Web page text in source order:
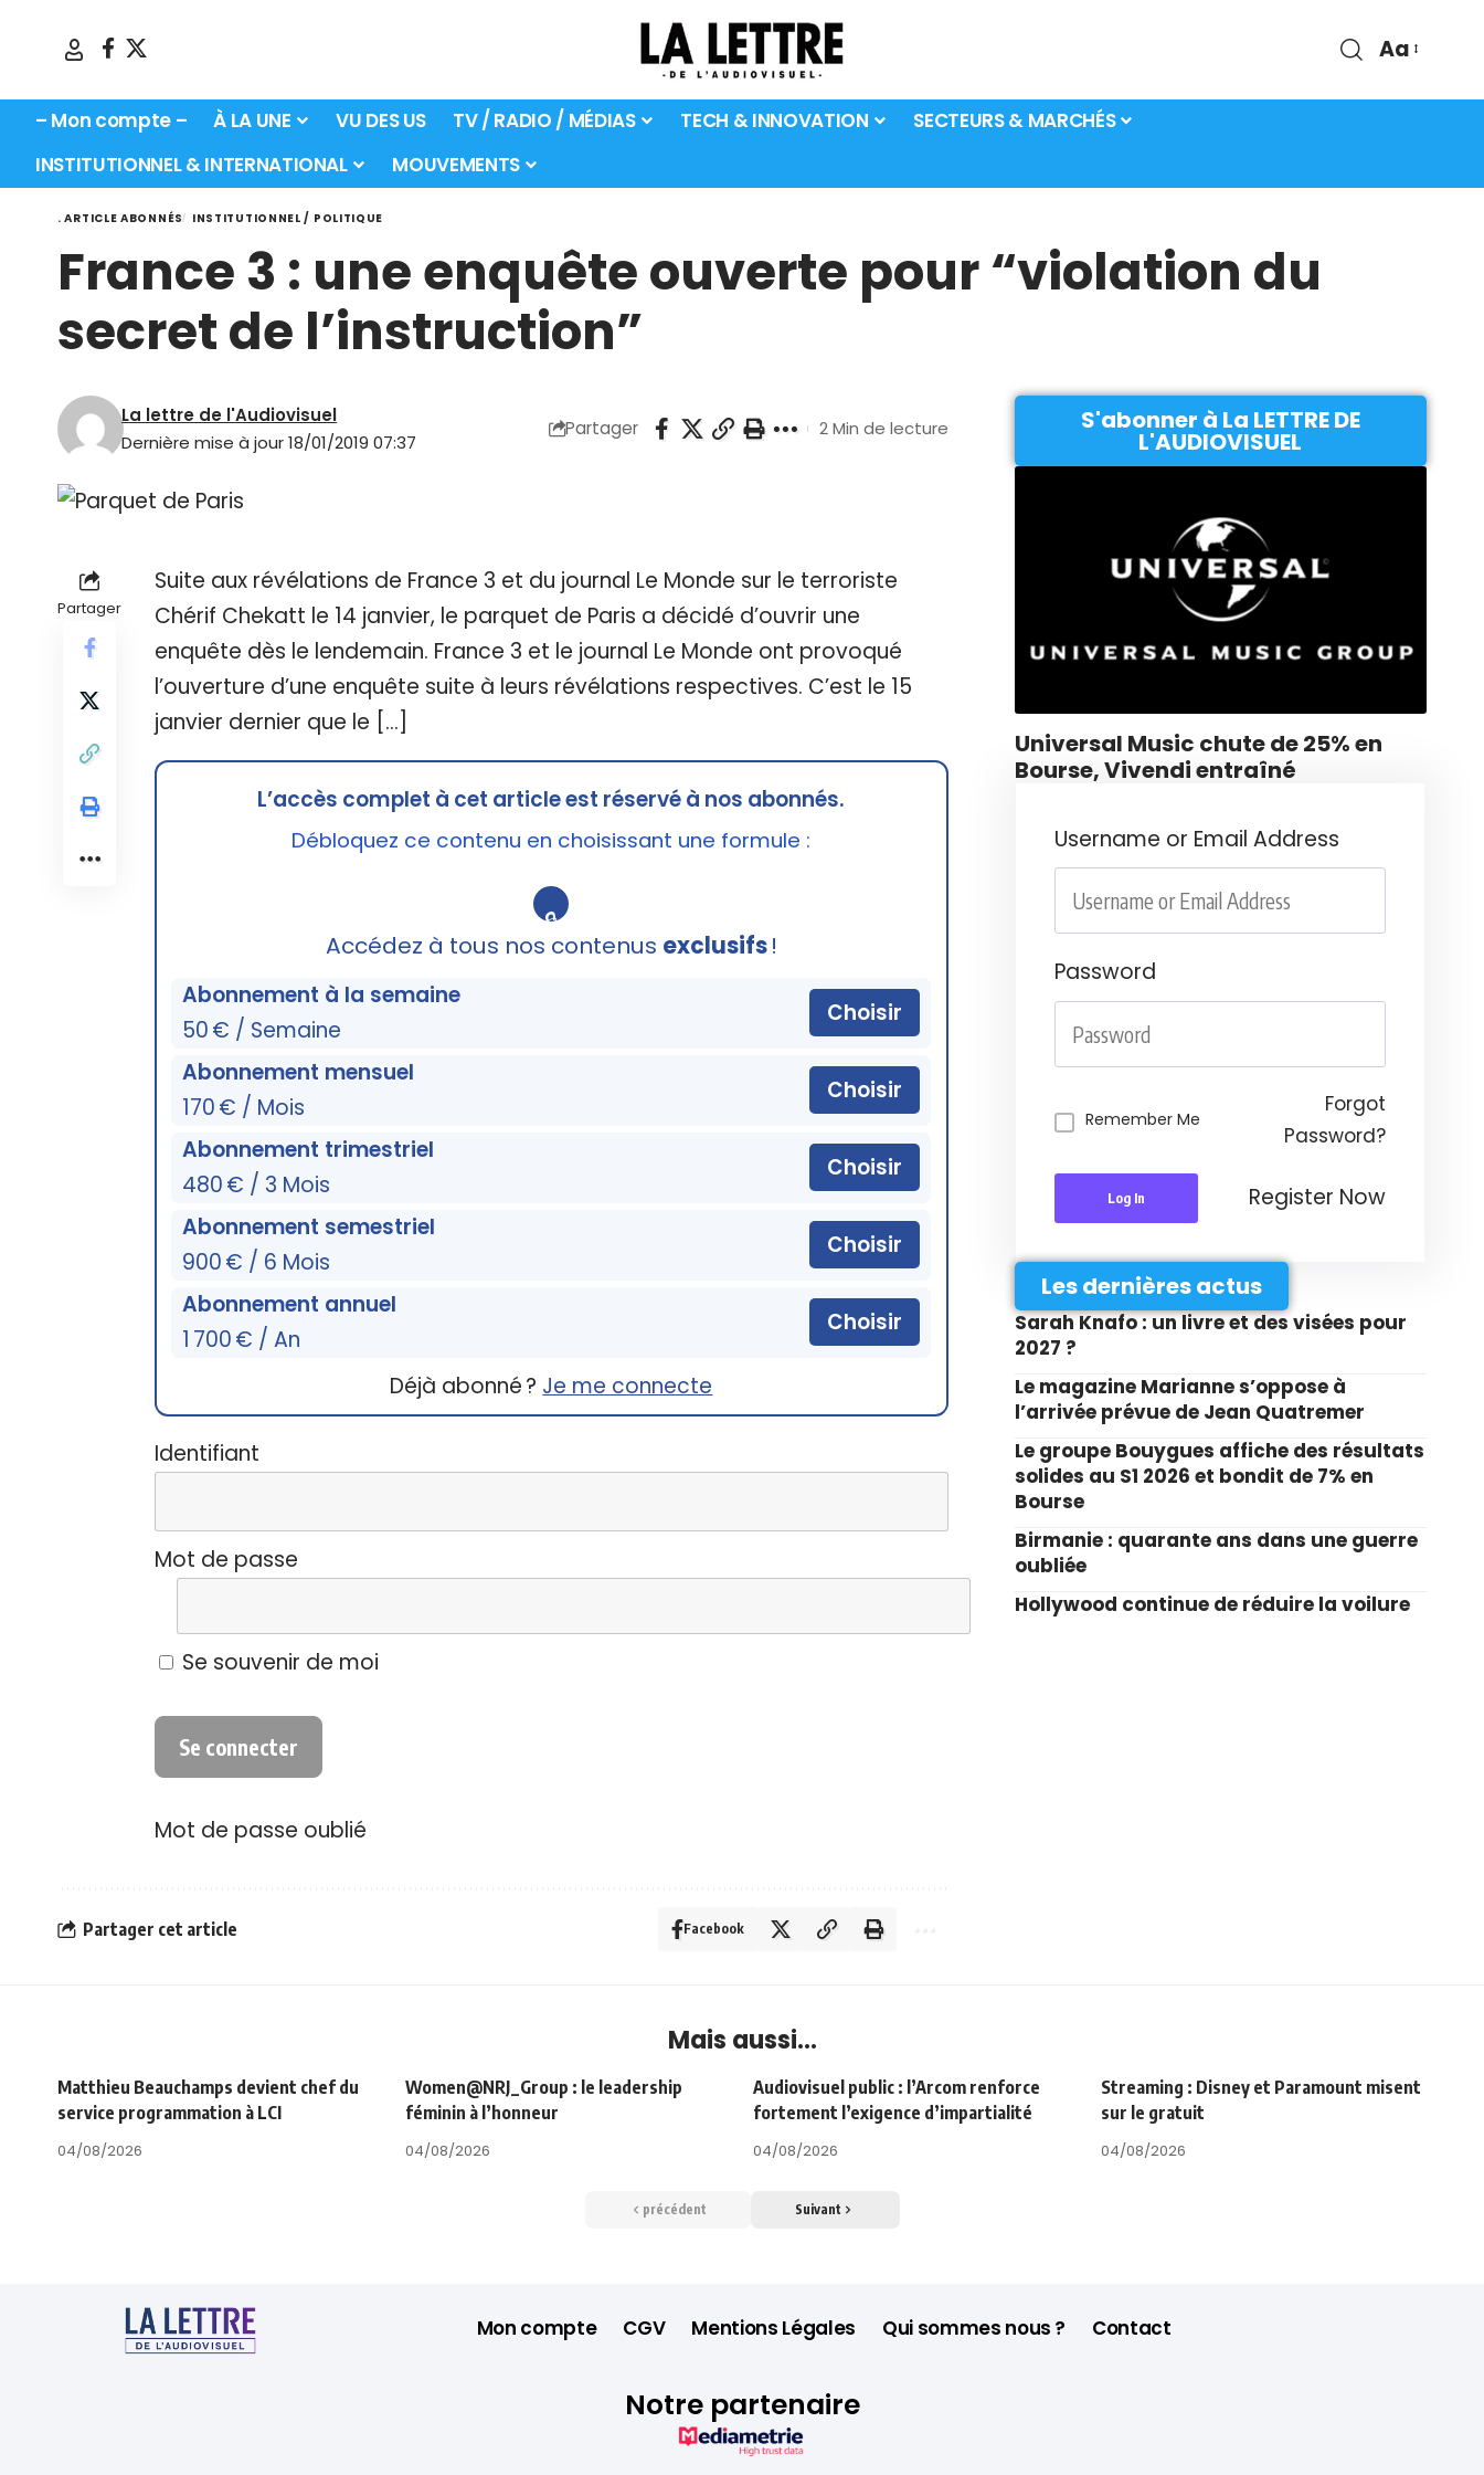
Aa
– Mon compte – À LA UNE VU DES US TV / RADIO / MÉDIAS TECH & INNOVATION
SECTEURS & MARCHÉS
INSTITUTIONNEL & INTERNATIONAL
MOUVEMENTS
. ARTICLE ABONNÉS INSTITUTIONNEL / POLITIQUE
France 3 : une enquête ouverte pour “violation du
secret de l’instruction”
Dernière mise à jour 18/01/2019 07:37
La lettre de l'Audiovisuel
Partager 2 Min de lecture
Partager
Suite aux révélations de France 3 et du journal Le Monde sur le terroriste
Chérif Chekatt le 14 janvier, le parquet de Paris a décidé d’ouvrir une
enquête dès le lendemain. France 3 et le journal Le Monde ont provoqué
l’ouverture d’une enquête suite à leurs révélations respectives. C’est le 15
janvier dernier que le […]
L’accès complet à cet article est réservé à nos abonnés.
Débloquez ce contenu en choisissant une formule :
🔒
Accédez à tous nos contenus exclusifs!
Abonnement à la semaine
50 € / Semaine
Choisir
Abonnement mensuel
170 € / Mois
Choisir
Abonnement trimestriel
480 € / 3 Mois
Choisir
Abonnement semestriel
900 € / 6 Mois
Choisir
Abonnement annuel
1 700 € / An
Choisir
Déjà abonné ? Je me connecte
Identifiant
Mot de passe
Se souvenir de moi
Mot de passe oublié
Partager cet article Facebook
S'abonner à La LETTRE DE
L'AUDIOVISUEL
Universal Music chute de 25% en
Bourse, Vivendi entraîné
Username or Email Address
Password
Remember Me
Forgot
Password?
Log In Register Now
Les dernières actus
Sarah Knafo : un livre et des visées pour
2027 ?
Le magazine Marianne s’oppose à
l’arrivée prévue de Jean Quatremer
Le groupe Bouygues affiche des résultats
solides au S1 2026 et bondit de 7% en
Bourse
Birmanie : quarante ans dans une guerre
oubliée
Hollywood continue de réduire la voilure
Mais aussi...
Matthieu Beauchamps devient chef du
service programmation à LCI
04/08/2026
Women@NRJ_Group : le leadership
féminin à l’honneur
04/08/2026
Audiovisuel public : l’Arcom renforce
fortement l’exigence d’impartialité
04/08/2026
Streaming : Disney et Paramount misent
sur le gratuit
04/08/2026
précédent Suivant
Mon compte CGV Mentions Légales Qui sommes nous ? Contact
Notre partenaire